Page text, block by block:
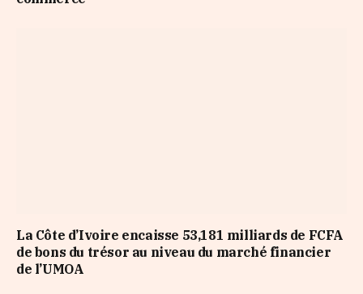
La Côte d’Ivoire encaisse 53,181 milliards de FCFA
de bons du trésor au niveau du marché financier
de l’UMOA